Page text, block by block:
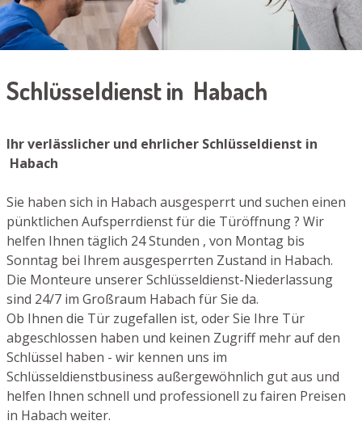
Schlüsseldienst in Habach
Ihr verlässlicher und ehrlicher Schlüsseldienst in
Habach
Sie haben sich in Habach ausgesperrt und suchen einen
pünktlichen Aufsperrdienst für die Türöffnung ? Wir
helfen Ihnen täglich 24 Stunden , von Montag bis
Sonntag bei Ihrem ausgesperrten Zustand in Habach.
Die Monteure unserer Schlüsseldienst-Niederlassung
sind 24/7 im Großraum Habach für Sie da.
Ob Ihnen die Tür zugefallen ist, oder Sie Ihre Tür
abgeschlossen haben und keinen Zugriff mehr auf den
Schlüssel haben - wir kennen uns im
Schlüsseldienstbusiness außergewöhnlich gut aus und
helfen Ihnen schnell und professionell zu fairen Preisen
in Habach weiter.